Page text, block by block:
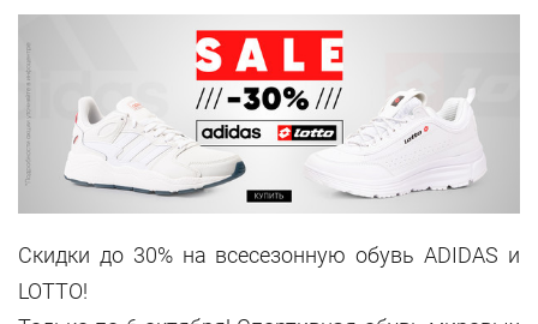
Скидки до 30% на всесезонную обувь ADIDAS и
LOTTO!